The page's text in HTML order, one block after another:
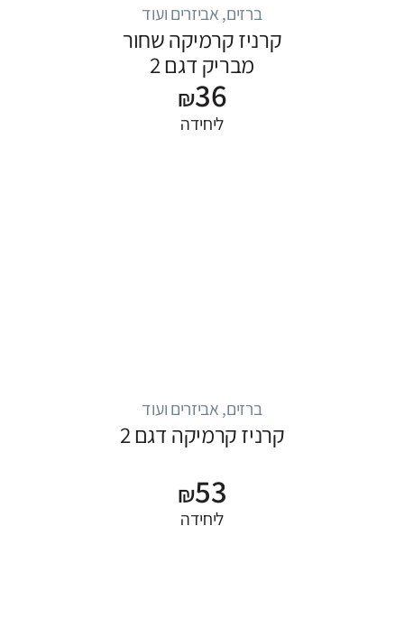
ברזים, אביזרים ועוד
קרניז קרמיקה שחור
מבריק דגם 2
₪36
ליחידה
ברזים, אביזרים ועוד
קרניז קרמיקה דגם 2
₪53
ליחידה